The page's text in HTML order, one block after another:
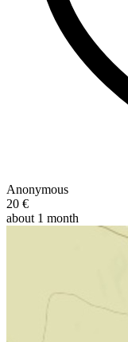
Anonymous
20 €
about 1 month